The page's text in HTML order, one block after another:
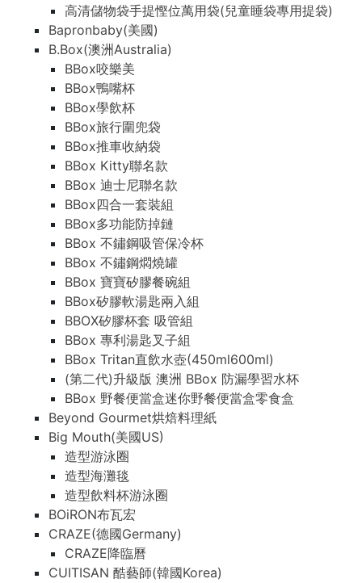
高清儲物袋手提慳位萬用袋(兒童睡袋專用提袋)
Bapronbaby(美國)
B.Box(澳洲Australia)
BBox咬樂美
BBox鴨嘴杯
BBox學飲杯
BBox旅行圍兜袋
BBox推車收納袋
BBox Kitty聯名款
BBox 迪士尼聯名款
BBox四合一套裝組
BBox多功能防掉鏈
BBox 不鏽鋼吸管保冷杯
BBox 不鏽鋼燜燒罐
BBox 寶寶矽膠餐碗組
BBox矽膠軟湯匙兩入組
BBOX矽膠杯套 吸管組
BBox 專利湯匙叉子組
BBox Tritan直飲水壺(450ml600ml)
(第二代)升級版 澳洲 BBox 防漏學習水杯
BBox 野餐便當盒迷你野餐便當盒零食盒
Beyond Gourmet烘焙料理紙
Big Mouth(美國US)
造型游泳圈
造型海灘毯
造型飲料杯游泳圈
BOiRON布瓦宏
CRAZE(德國Germany)
CRAZE降臨曆
CUITISAN 酷藝師(韓國Korea)